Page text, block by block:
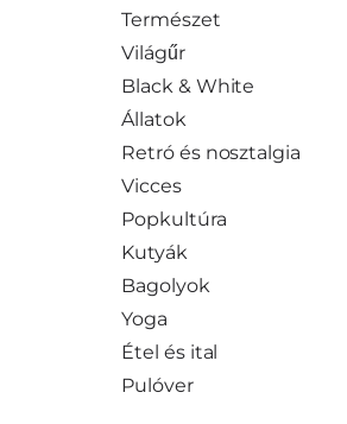
Természet
Világűr
Black & White
Állatok
Retró és nosztalgia
Vicces
Popkultúra
Kutyák
Bagolyok
Yoga
Étel és ital
Pulóver